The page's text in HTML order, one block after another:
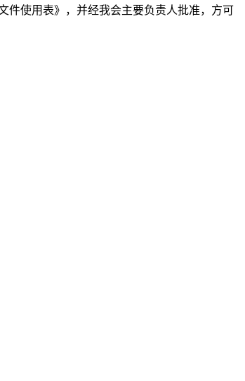
件使用表》，并经我会主要负责人批准，方可